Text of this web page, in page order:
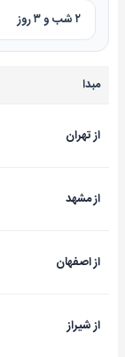
مبدا
از تهران
از مشهد
از اصفهان
از شیراز